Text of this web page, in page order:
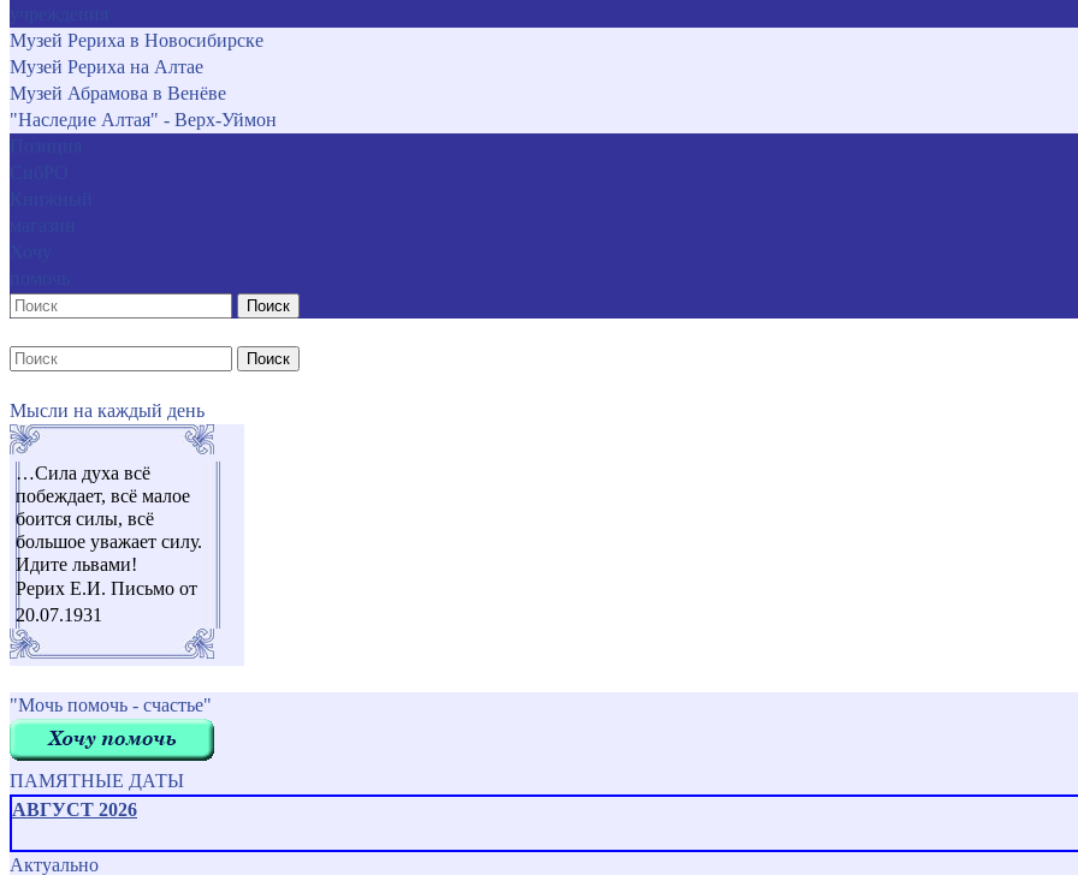
Музей Рериха в Новосибирске
Музей Рериха на Алтае
Музей Абрамова в Венёве
"Наследие Алтая" - Верх-Уймон
Поиск
Поиск
Мысли на каждый день
…Cила духа всё
побеждает, всё малое
боится силы, всё
большое уважает силу.
Идите львами!
Рерих Е.И. Письмо от
20.07.1931
"Мочь помочь - счастье"
ПАМЯТНЫЕ ДАТЫ
АВГУСТ 2026
Актуально